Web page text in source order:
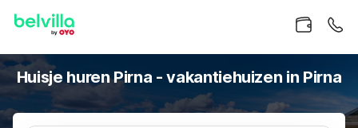
Huisje huren Pirna - vakantiehuizen in Pirna